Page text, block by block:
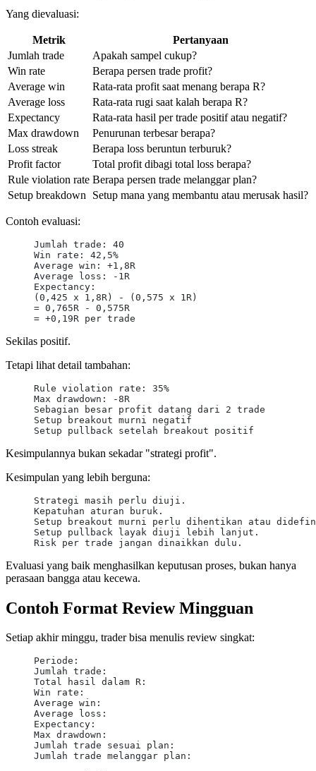
Yang dievaluasi:
Metrik
Pertanyaan
Jumlah trade
Apakah sampel cukup?
Win rate
Berapa persen trade profit?
Average win
Rata-rata profit saat menang berapa R?
Average loss
Rata-rata rugi saat kalah berapa R?
Expectancy
Rata-rata hasil per trade positif atau negatif?
Max drawdown
Penurunan terbesar berapa?
Loss streak
Berapa loss beruntun terburuk?
Profit factor
Total profit dibagi total loss berapa?
Rule violation rate Berapa persen trade melanggar plan?
Setup breakdown
Setup mana yang membantu atau merusak hasil?
Contoh evaluasi:
Jumlah trade: 40
Win rate: 42,5%
Average win: +1,8R
Average loss: -1R
Expectancy:
(0,425 x 1,8R) - (0,575 x 1R)
= 0,765R - 0,575R
= +0,19R per trade
Sekilas positif.
Tetapi lihat detail tambahan:
Rule violation rate: 35%
Max drawdown: -8R
Sebagian besar profit datang dari 2 trade
Setup breakout murni negatif
Setup pullback setelah breakout positif
Kesimpulannya bukan sekadar "strategi profit".
Kesimpulan yang lebih berguna:
Strategi masih perlu diuji.
Kepatuhan aturan buruk.
Setup breakout murni perlu dihentikan atau
Setup pullback layak diuji lebih lanjut.
Risk per trade jangan dinaikkan dulu.
Evaluasi yang baik menghasilkan keputusan proses, bukan hanya
perasaan bangga atau kecewa.
Contoh Format Review Mingguan
Setiap akhir minggu, trader bisa menulis review singkat:
Periode:
Jumlah trade:
Total hasil dalam R:
Win rate:
Average win:
Average loss:
Expectancy:
Max drawdown:
Jumlah trade sesuai plan:
Jumlah trade melanggar plan: